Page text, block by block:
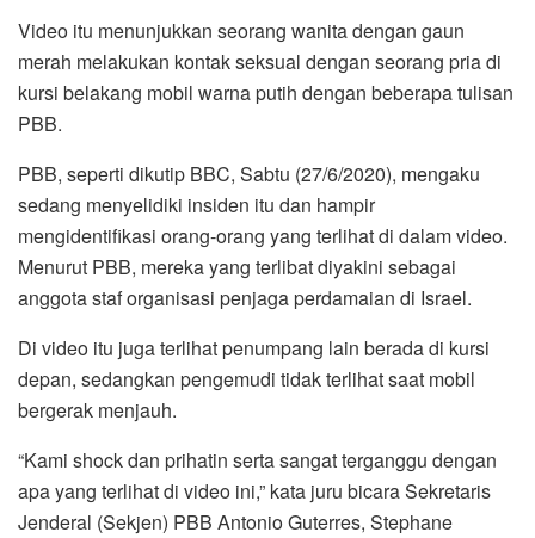
Video itu menunjukkan seorang wanita dengan gaun
merah melakukan kontak seksual dengan seorang pria di
kursi belakang mobil warna putih dengan beberapa tulisan
PBB.
PBB, seperti dikutip BBC, Sabtu (27/6/2020), mengaku
sedang menyelidiki insiden itu dan hampir
mengidentifikasi orang-orang yang terlihat di dalam video.
Menurut PBB, mereka yang terlibat diyakini sebagai
anggota staf organisasi penjaga perdamaian di Israel.
Di video itu juga terlihat penumpang lain berada di kursi
depan, sedangkan pengemudi tidak terlihat saat mobil
bergerak menjauh.
“Kami shock dan prihatin serta sangat terganggu dengan
apa yang terlihat di video ini,” kata juru bicara Sekretaris
Jenderal (Sekjen) PBB Antonio Guterres, Stephane